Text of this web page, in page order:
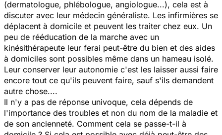
(dermatologue, phlébologue, angiologue...), cela est à
discuter avec leur médecin généraliste. Les infirmières se
déplacent à domicile et peuvent les traiter chez eux. Un
peu de rééducation de la marche avec un
kinésithérapeute leur ferai peut-être du bien et des aides
à domiciles sont possibles même dans un hameau isolé.
Leur conserver leur autonomie c'est les laisser aussi faire
encore tout ce qu'ils peuvent faire, sauf s'ils demandent
autre chose....
Il n'y a pas de réponse univoque, cela dépends de
l'importance des troubles et non du nom de la maladie et
de son ancienneté. Comment cela se passe-t-il à